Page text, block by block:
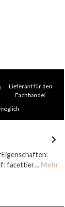
Lieferant für den
Fachhandel
facettier… Mehr